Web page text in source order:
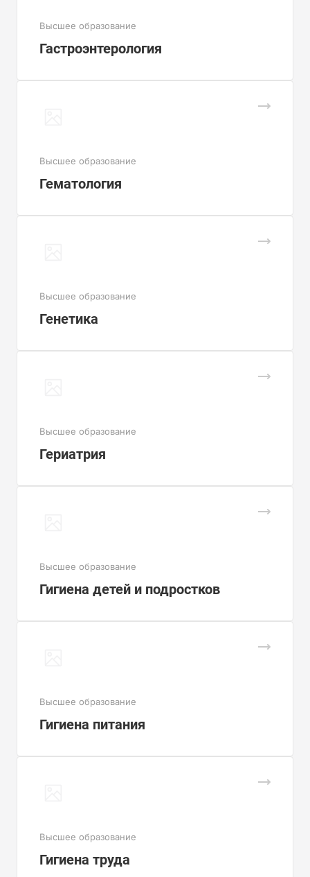
Высшее образование
Гастроэнтерология
Высшее образование
Гематология
Высшее образование
Генетика
Высшее образование
Гериатрия
Высшее образование
Гигиена детей и подростков
Высшее образование
Гигиена питания
Высшее образование
Гигиена труда